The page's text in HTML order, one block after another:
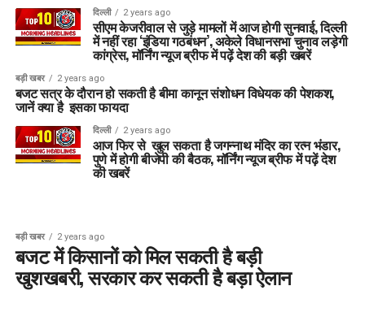
दिल्ली 2 years ago
सीएम केजरीवाल से जुड़े मामलों में आज होगी सुनवाई, दिल्ली
में नहीं रहा ‘इंडिया गठबंधन’, अकेले विधानसभा चुनाव लड़ेगी
कांग्रेस, मॉर्निंग न्यूज ब्रीफ में पढ़ें देश की बड़ी खबरें
बड़ी खबर 2 years ago
बजट सत्र के दौरान हो सकती है बीमा कानून संशोधन विधेयक की पेशकश,
जानें क्या है इसका फायदा
दिल्ली 2 years ago
आज फिर से खुल सकता है जगन्नाथ मंदिर का रत्न भंडार,
पुणे में होगी बीजेपी की बैठक, मॉर्निंग न्यूज ब्रीफ में पढ़ें देश
की खबरें
बड़ी खबर 2 years ago
बजट में किसानों को मिल सकती है बड़ी
खुशखबरी, सरकार कर सकती है बड़ा ऐलान